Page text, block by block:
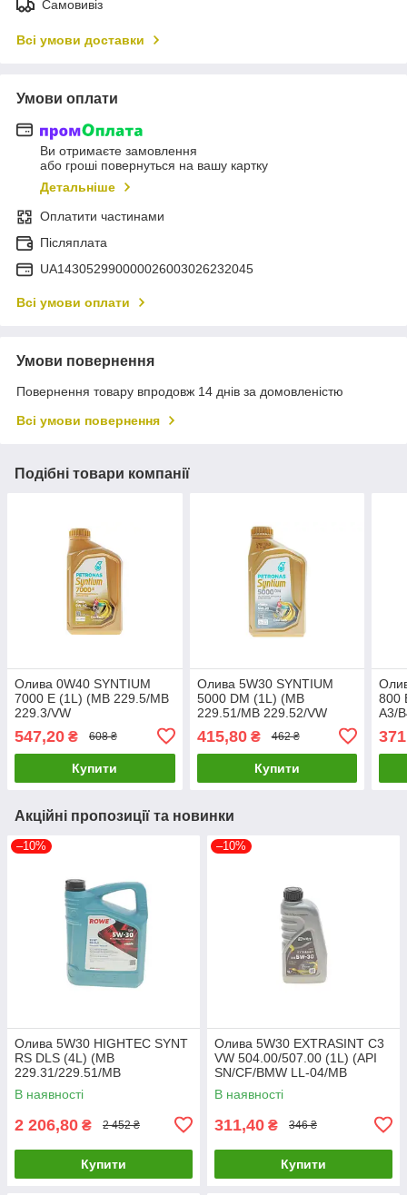
Самовивіз
Всі умови доставки
Умови оплати
Ви отримаєте замовлення
або гроші повернуться на вашу картку
Детальніше
Оплатити частинами
Післяплата
UA143052990000026003026232045
Всі умови оплати
Умови повернення
Повернення товару впродовж 14 днів за домовленістю
Всі умови повернення
Подібні товари компанії
Олива 0W40 SYNTIUM
7000 E (1L) (MB 229.5/MB
229.3/VW
01/RN0710/Ford WSS-
M2C93 70722E18EU UA61
547,20 ₴ 608 ₴
Купити
Олива 5W30 SYNTIUM
5000 DM (1L) (MB
229.51/MB 229.52/VW
(заміна на 70957E
70644E18EU UA61
415,80₴ 462 ₴
Купити
800
A3/
Акційні пропозиції та новинки
–10%
Олива 5W30 HIGHTEC SYNT
RS DLS (4L) (MB
229.31/229.51/MB
229.52/BMW LL-04) (ACEA
C2,C3/API 20118-0040-99
В наявності
2 206,80 ₴ 2 452 ₴
Купити
–10%
Олива 5W30 EXTRASINT C3
VW 504.00/507.00 (1L) (API
SN/CF/BMW LL-04/MB
229.51/PORSCHE C30)
SOLGY 504025 UA61
В наявності
311,40 ₴ 346 ₴
Купити